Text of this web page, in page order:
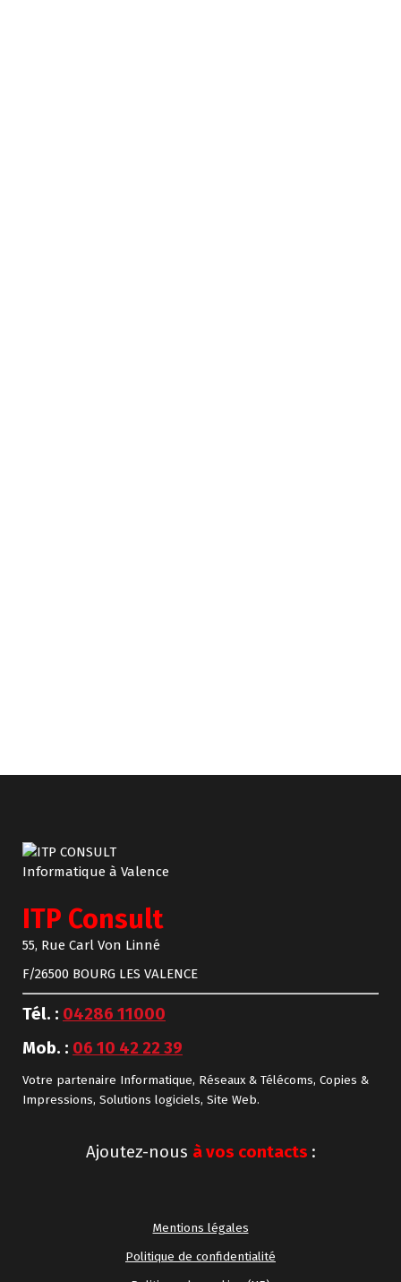
ITP Consult
55, Rue Carl Von Linné
F/26500 BOURG LES VALENCE
Tél. : 04286 11000
Mob. : 06 10 42 22 39
Votre partenaire Informatique, Réseaux & Télécoms, Copies &
Impressions, Solutions logiciels, Site Web.
Ajoutez-nous à vos contacts :
Mentions légales
Politique de confidentialité